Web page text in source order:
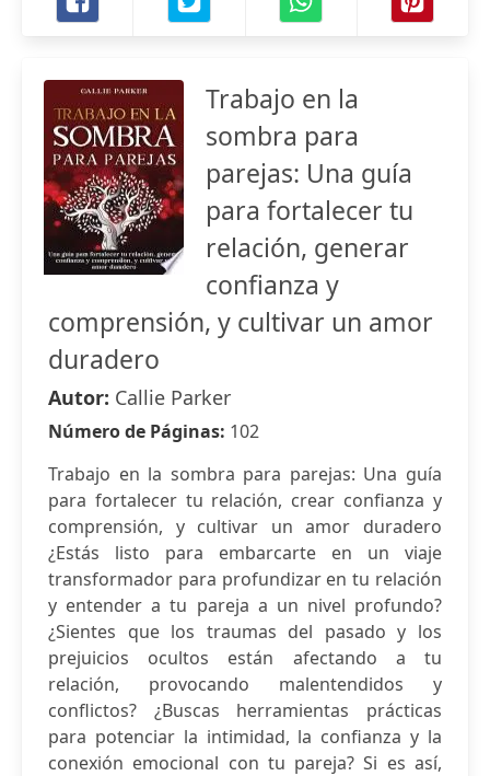
Trabajo en la
sombra para
parejas: Una guía
para fortalecer tu
relación, generar
confianza y
comprensión, y cultivar un amor
duradero
Autor: Callie Parker
Número de Páginas: 102
Trabajo en la sombra para parejas: Una guía
para fortalecer tu relación, crear confianza y
comprensión, y cultivar un amor duradero
¿Estás listo para embarcarte en un viaje
transformador para profundizar en tu relación
y entender a tu pareja a un nivel profundo?
¿Sientes que los traumas del pasado y los
prejuicios ocultos están afectando a tu
relación, provocando malentendidos y
conflictos? ¿Buscas herramientas prácticas
para potenciar la intimidad, la confianza y la
conexión emocional con tu pareja? Si es así,